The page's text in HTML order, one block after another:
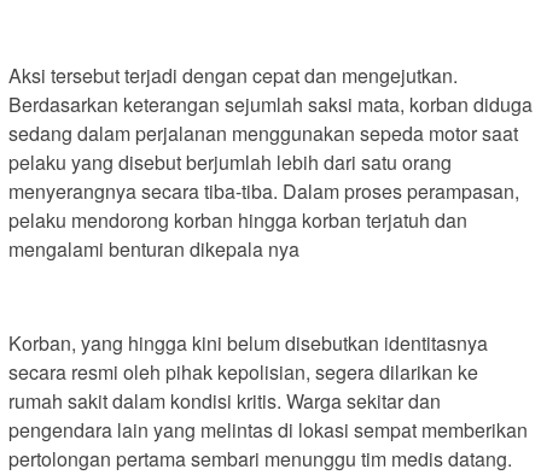
Aksi tersebut terjadi dengan cepat dan mengejutkan.
Berdasarkan keterangan sejumlah saksi mata, korban diduga
sedang dalam perjalanan menggunakan sepeda motor saat
pelaku yang disebut berjumlah lebih dari satu orang
menyerangnya secara tiba-tiba. Dalam proses perampasan,
pelaku mendorong korban hingga korban terjatuh dan
mengalami benturan dikepala nya
Korban, yang hingga kini belum disebutkan identitasnya
secara resmi oleh pihak kepolisian, segera dilarikan ke
rumah sakit dalam kondisi kritis. Warga sekitar dan
pengendara lain yang melintas di lokasi sempat memberikan
pertolongan pertama sembari menunggu tim medis datang.